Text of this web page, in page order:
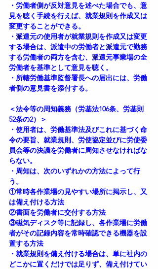
・労働者側が反対意見を述べた場合でも、意
見を聴く手続を行えば、就業規則を作成又は
変更することができる。
・派遣元の使用者が就業規則を作成又は変更
する場合は、派遣中の労働者と派遣元で勤務
する労働者の両方を含む、派遣元事業場の全
労働者を基準として意見を聴く。
・所轄労働基準監督署長への届出には、労働
者側の意見書を添付する。
＜法令等の周知義務（労基法106条、労基則
52条の2）＞
・使用者は、労働基準法及びこれに基づく命
令の要旨、就業規則、労使協定並びに労使委
員会等の決議を労働者に周知させなければな
らない。
・周知は、次のいずれかの方法によって行
う。
①常時各作業場の見やすい場所に掲示し、又
は備え付ける方法
②書面を労働者に交付する方法
③磁気ディスク等に記録し、各作業場に労働
者がその記録内容を常時確認できる機器を設
置する方法
・就業規則を備え付ける場合は、単に社内の
どこかに置くだけでは足りず、備え付けてい